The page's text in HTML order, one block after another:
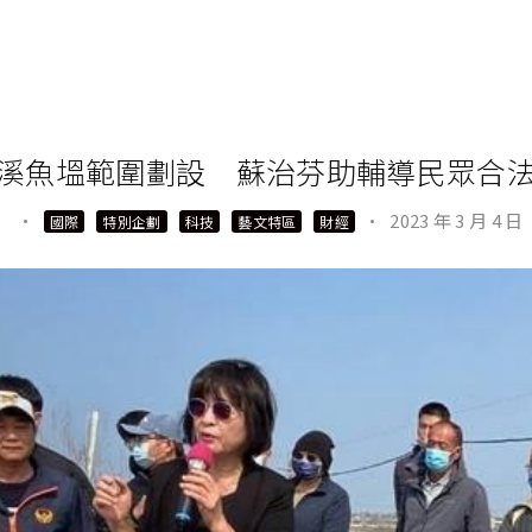
魚塭範圍劃設 蘇治芬助輔導民眾合
· 國際 特別企劃 科技 藝文特區 財經 · 2023 年 3 月 4 日